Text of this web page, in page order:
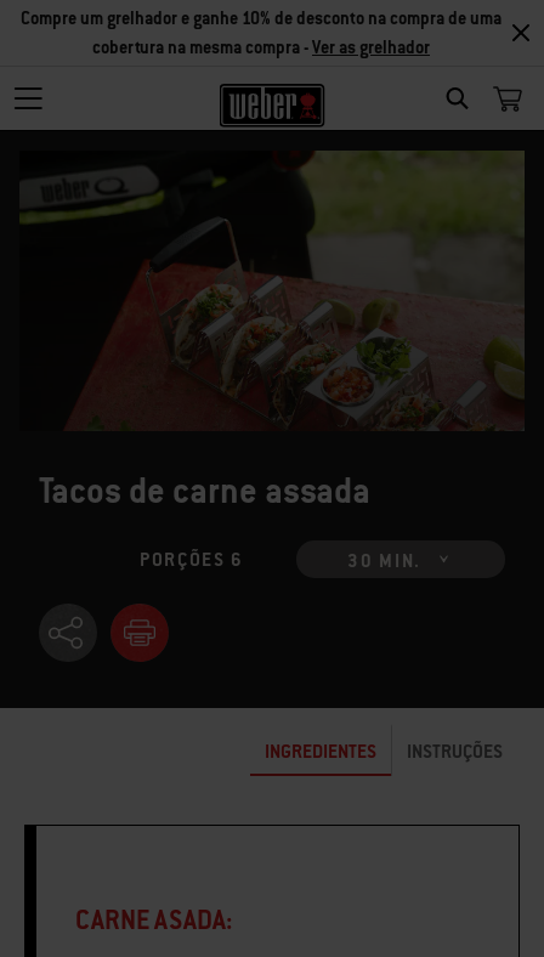
SEARCH
Compre um grelhador e ganhe 10% de desconto na compra de uma
cobertura na mesma compra -Ver as grelhador
Tacos de carne assada
PORÇÕES 6 30 MIN.
INGREDIENTES INSTRUÇÕES
CARNE ASADA: